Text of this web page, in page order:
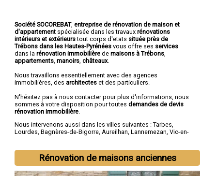
Société SOCOREBAT, entreprise de rénovation de maison et
d'appartement spécialisée dans les travaux rénovations
intérieurs et extérieurstout corps d'etats située près de
Trébons dans les Hautes-Pyrénées vous offre ses services
dans la rénovation immobilière de maisons à Trébons
appartements manoirs châteaux.
Nous travaillons essentiellement avec des agences
immobilières, des architectes et des particuliers.
N'hésitez pas à nous contacter pour plus d'informations, nous
sommes à votre disposition pour toutes demandes de devis
rénovation immobilière
Nous intervenons aussi dans les villes suivantes : Tarbes,
Lourdes, Bagnères-de-Bigorre, Aureilhan, Lannemezan, Vic-en-
Rénovation de maisons anciennes